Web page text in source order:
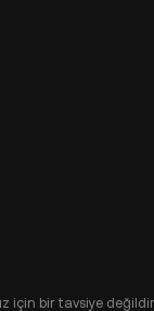
bir tavsiye değildir.